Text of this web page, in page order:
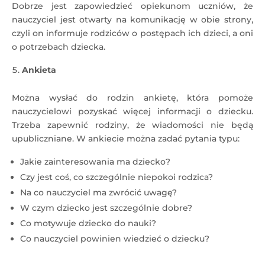
Dobrze jest zapowiedzieć opiekunom uczniów, że
nauczyciel jest otwarty na komunikację w obie strony,
czyli on informuje rodziców o postępach ich dzieci, a oni
o potrzebach dziecka.
Ankieta
Można wysłać do rodzin ankietę, która pomoże
nauczycielowi pozyskać więcej informacji o dziecku.
Trzeba zapewnić rodziny, że wiadomości nie będą
upubliczniane. W ankiecie można zadać pytania typu:
Jakie zainteresowania ma dziecko?
Czy jest coś, co szczególnie niepokoi rodzica?
Na co nauczyciel ma zwrócić uwagę?
W czym dziecko jest szczególnie dobre?
Co motywuje dziecko do nauki?
Co nauczyciel powinien wiedzieć o dziecku?